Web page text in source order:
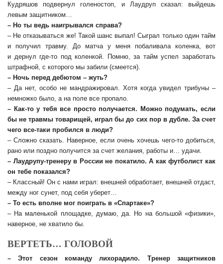
Кудряшов подвернул голеностоп, и Лаудруп сказал: выйдешь
левым защитником…
– Но ты ведь наигрывался справа?
– Не отказываться же! Такой шанс выпал! Сыграл только один тайм
и получил травму. До матча у меня побаливала коленка, вот
и дернул где-то под коленкой. Помню, за тайм успел заработать
штрафной, с которого мы забили (смеется).
– Ночь перед дебютом – жуть?
– Да нет, особо не мандражировал. Хотя когда увидел трибуны –
немножко было, а на поле все пропало.
– Как-то у тебя все просто получается. Можно подумать, если
бы не травмы товарищей, играл бы до сих пор в дубле. За счет
чего все-таки пробился в люди?
– Сложно сказать. Наверное, если очень хочешь чего-то добиться,
рано или поздно получится за счет желания, работы и… удачи.
– Лаудрупу-тренеру в России не покатило. А как футболист как
он тебе показался?
– Классный! Он с нами играл: внешней обработает, внешней отдаст,
между ног сунет, под себя уберет…
– То есть вполне мог поиграть в «Спартаке»?
– На маленькой площадке, думаю, да. Но на большой «физики»,
наверное, не хватило бы.
ВЕРТЕТЬ… ГОЛОВОЙ
– Этот сезон команду лихорадило. Тренер защитников